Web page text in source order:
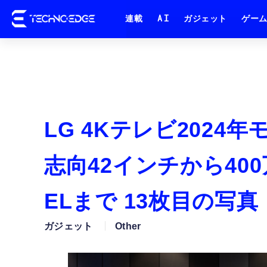
連載 AI ガジェット ゲーム
LG 4Kテレビ2024年
志向42インチから
ELまで 13枚目の写真
ガジェット Other